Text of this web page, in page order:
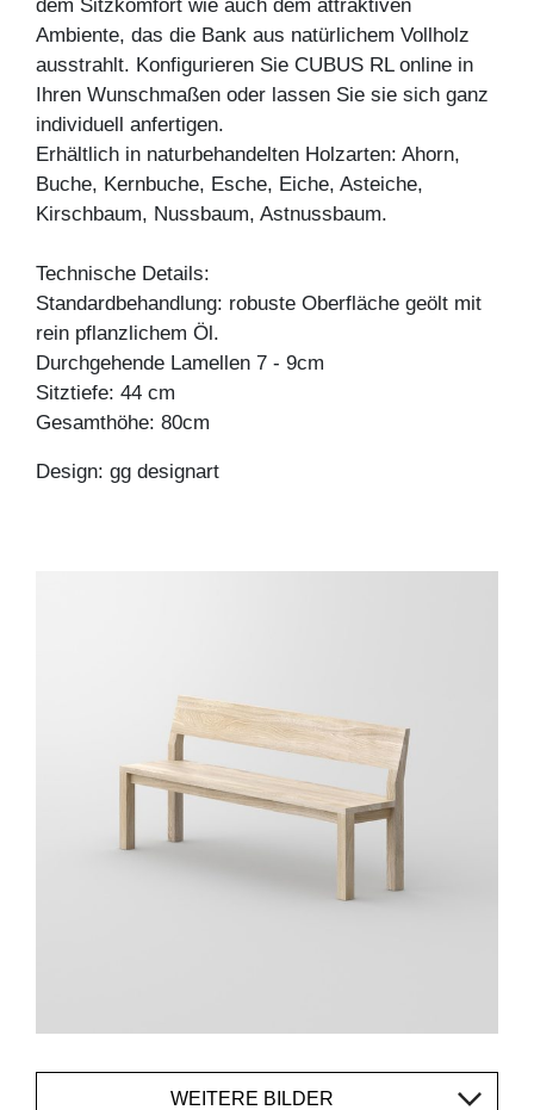
dem Sitzkomfort wie auch dem attraktiven
Ambiente, das die Bank aus natürlichem Vollholz
ausstrahlt. Konfigurieren Sie CUBUS RL online in
Ihren Wunschmaßen oder lassen Sie sie sich ganz
individuell anfertigen.
Erhältlich in naturbehandelten Holzarten: Ahorn,
Buche, Kernbuche, Esche, Eiche, Asteiche,
Kirschbaum, Nussbaum, Astnussbaum.
Technische Details:
Standardbehandlung: robuste Oberfläche geölt mit
rein pflanzlichem Öl.
Durchgehende Lamellen 7 - 9cm
Sitztiefe: 44 cm
Gesamthöhe: 80cm
Design: gg designart
WEITERE BILDER